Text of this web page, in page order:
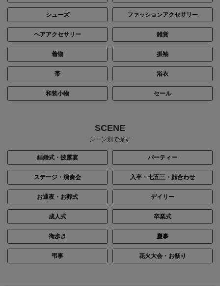
身長：166cm 身長：164cm
身長：152cm 身長：166cm
シューズ ファッションアクセサリー
ヘアアクセサリー 雑貨
着物 振袖
帯 浴衣
和装小物 セール
SCENE
シーン別で探す
結婚式・披露宴 パーティー
ステージ・演奏会 入卒・七五三・顔合わせ
お通夜・お葬式 デイリー
成人式 卒業式
街歩き 慶事
弔事 花火大会・お祭り